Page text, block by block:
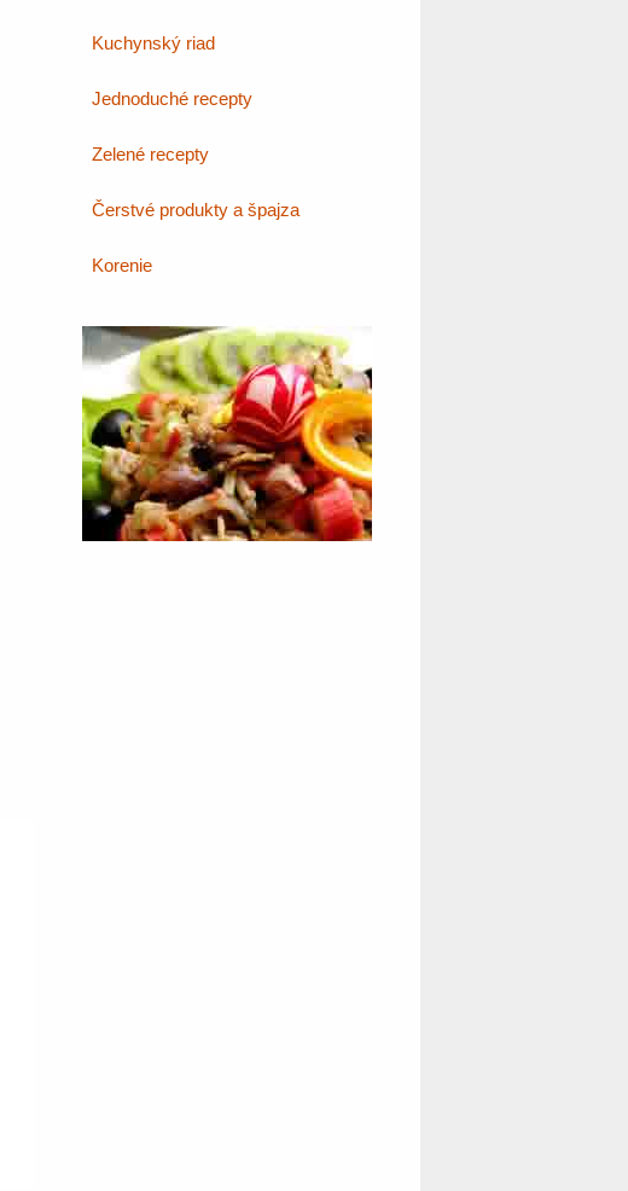
Kuchynský riad
Jednoduché recepty
Zelené recepty
Čerstvé produkty a špajza
Korenie